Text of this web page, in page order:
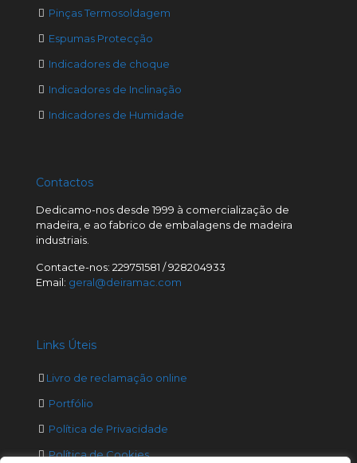
Pinças Termosoldagem
Espumas Protecção
Indicadores de choque
Indicadores de Inclinação
Indicadores de Humidade
Contactos
Dedicamo-nos desde 1999 à comercialização de
madeira, e ao fabrico de embalagens de madeira
industriais.
Contacte-nos: 229751581 / 928204933
Email: geral@deiramac.com
Links Úteis
Livro de reclamação online
Portfólio
Política de Privacidade
Política de Cookies